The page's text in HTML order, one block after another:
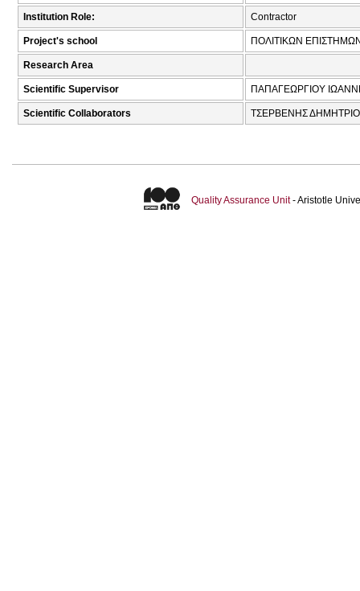
Institution Role: Contractor
Project's school ΠΟΛΙΤΙΚΩΝ
Research Area
Scientific Supervisor ΠΑΠΑΓΕΩΡΓΙΟΥ
Scientific Collaborators ΤΣΕΡΒΕΝΗΣ
Quality Assurance Unit- Aristotle